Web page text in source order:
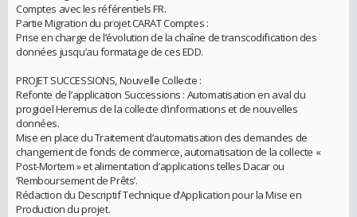
Comptes avec les référentiels FR.
Partie Migration du projet CARAT Comptes :
Prise en charge de l’évolution de la chaîne de transcodification des
données jusqu’au formatage de ces EDD.
PROJET SUCCESSIONS, Nouvelle Collecte :
Refonte de l’application Successions : Automatisation en aval du
progiciel Heremus de la collecte d’informations et de nouvelles
données.
Mise en place du Traitement d’automatisation des demandes de
changement de fonds de commerce, automatisation de la collecte «
Post-Mortem » et alimentation d’applications telles Dacar ou
‘Remboursement de Prêts’.
Rédaction du Descriptif Technique d’Application pour la Mise en
Production du projet.